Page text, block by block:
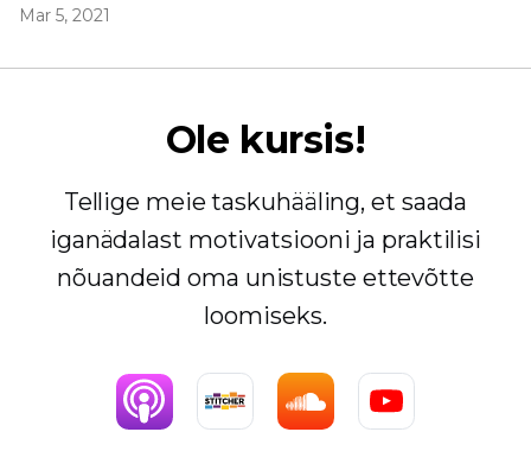
Mar 5, 2021
Ole kursis!
Tellige meie taskuhääling, et saada
iganädalast motivatsiooni ja praktilisi
nõuandeid oma unistuste ettevõtte
loomiseks.